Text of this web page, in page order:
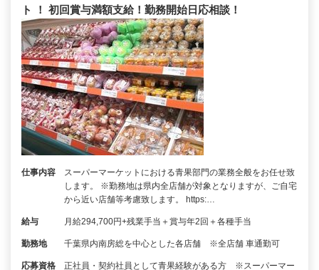
ト ！ 初回賞与満額支給！勤務開始日応相談！
仕事内容
スーパーマーケットにおける青果部門の業務全般をお任せ致
します。 ※勤務地は県内全店舗が対象となりますが、ご自宅
から近い店舗等考慮致します。 https:…
給与 月給294,700円+残業手当＋賞与年2回＋各種手当
勤務地 千葉県内南房総を中心とした各店舗 ※全店舗 車通勤可
応募資格
正社員・契約社員として青果経験がある方 ※スーパーマー